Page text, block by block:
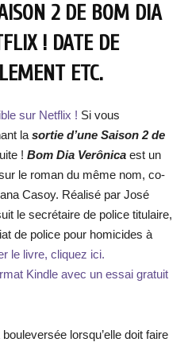
2 DE BOM DIA
! DATE DE
ETC.
sur Netflix ! Si vous
la sortie d’une Saison 2 de
! Bom Dia Verônica est un
le roman du même nom, co-
Casoy. Réalisé par José
le secrétaire de police titulaire,
de police pour homicides à
le livre, cliquez ici.
Kindle avec un essai gratuit
lorsqu’elle doit faire